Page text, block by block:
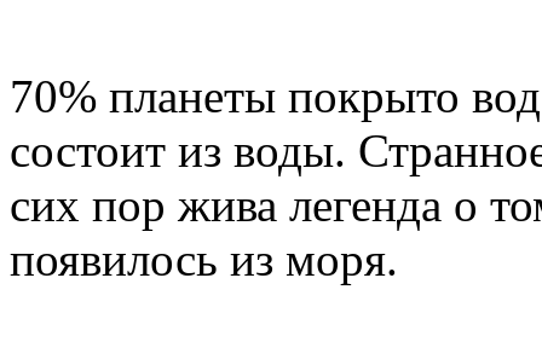
70% планеты покрыто
состоит из воды.
сих пор жива легенда о
появилось из моря.